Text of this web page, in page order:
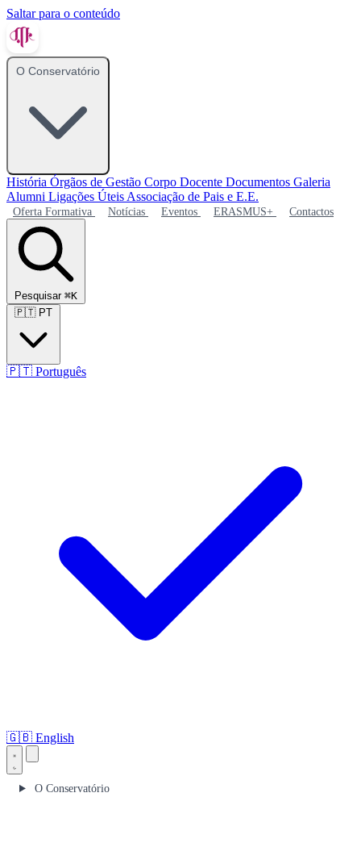
Saltar para o conteúdo
O Conservatório
História Órgãos de Gestão Corpo Docente Documentos Galeria
Alumni Ligações Úteis Associação de Pais e E.E.
Oferta Formativa Notícias Eventos ERASMUS+ Contactos
Pesquisar ⌘K
🇵🇹 PT
🇵🇹 Português
🇬🇧 English
O Conservatório